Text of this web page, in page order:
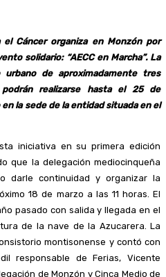
el Cáncer organiza en Monzón por
solidario: “AECC en Marcha”. La
de aproximadamente tres
realizarse hasta el 25 de
la sede de la entidad situada en el
iniciativa en su primera edición
que la delegación mediocinqueña
darle continuidad y organizar la
18 de marzo a las 11 horas. El
pasado con salida y llegada en el
de la nave de la Azucarera. La
montisonense y contó con
responsable de Ferias, Vicente
de Monzón y Cinca Medio de